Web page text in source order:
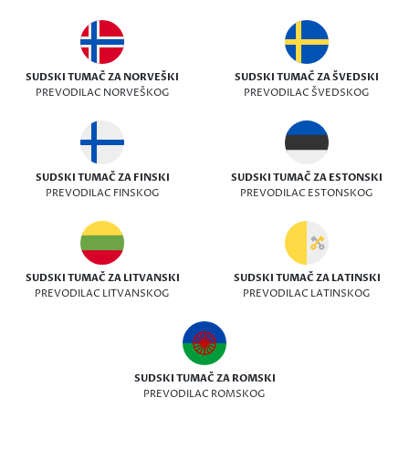
SUDSKI TUMAČ ZA NORVEŠKI
PREVODILAC NORVEŠKOG
SUDSKI TUMAČ ZA ŠVEDSKI
PREVODILAC ŠVEDSKOG
SUDSKI TUMAČ ZA FINSKI
PREVODILAC FINSKOG
SUDSKI TUMAČ ZA ESTONSKI
PREVODILAC ESTONSKOG
SUDSKI TUMAČ ZA LITVANSKI
PREVODILAC LITVANSKOG
SUDSKI TUMAČ ZA LATINSKI
PREVODILAC LATINSKOG
SUDSKI TUMAČ ZA ROMSKI
PREVODILAC ROMSKOG